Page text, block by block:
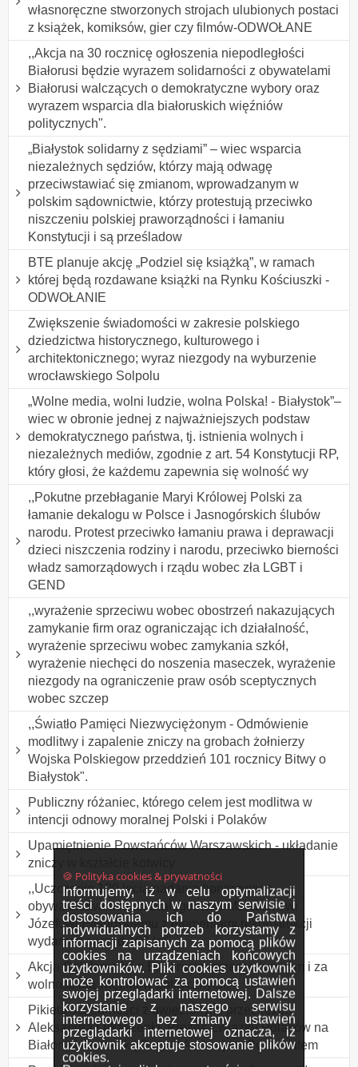
🍪 Polityka cookies & prywatności
Informujemy, iż w celu optymalizacji
treści dostępnych w naszym serwisie i
dostosowania ich do Państwa
indywidualnych potrzeb korzystamy z
informacji zapisanych za pomocą plików
cookies na urządzeniach końcowych
użytkowników. Pliki cookies użytkownik
może kontrolować za pomocą ustawień
swojej przeglądarki internetowej. Dalsze
korzystanie z naszego serwisu
internetowego bez zmiany ustawień
przeglądarki internetowej oznacza, iż
użytkownik akceptuje stosowanie plików
cookies.
własnoręczne stworzonych strojach ulubionych postaci
z książek, komiksów, gier czy filmów-ODWOŁANE
,,Akcja na 30 rocznicę ogłoszenia niepodległości
Białorusi będzie wyrazem solidarności z obywatelami
Białorusi walczących o demokratyczne wybory oraz
wyrazem wsparcia dla białoruskich więźniów
politycznych".
„Białystok solidarny z sędziami” – wiec wsparcia
niezależnych sędziów, którzy mają odwagę
przeciwstawiać się zmianom, wprowadzanym w
polskim sądownictwie, którzy protestują przeciwko
niszczeniu polskiej praworządności i łamaniu
Konstytucji i są prześladow
BTE planuje akcję „Podziel się książką”, w ramach
której będą rozdawane książki na Rynku Kościuszki -
ODWOŁANIE
Zwiększenie świadomości w zakresie polskiego
dziedzictwa historycznego, kulturowego i
architektonicznego; wyraz niezgody na wyburzenie
wrocławskiego Solpolu
„Wolne media, wolni ludzie, wolna Polska! - Białystok”–
wiec w obronie jednej z najważniejszych podstaw
demokratycznego państwa, tj. istnienia wolnych i
niezależnych mediów, zgodnie z art. 54 Konstytucji RP,
który głosi, że każdemu zapewnia się wolność wy
,,Pokutne przebłaganie Maryi Królowej Polski za
łamanie dekalogu w Polsce i Jasnogórskich ślubów
narodu. Protest przeciwko łamaniu prawa i deprawacji
dzieci niszczenia rodziny i narodu, przeciwko bierności
władz samorządowych i rządu wobec zła LGBT i
GEND
,,wyrażenie sprzeciwu wobec obostrzeń nakazujących
zamykanie firm oraz ograniczając ich działalność,
wyrażenie sprzeciwu wobec zamykania szkół,
wyrażenie niechęci do noszenia maseczek, wyrażenie
niezgody na ograniczenie praw osób sceptycznych
wobec szczep
,,Światło Pamięci Niezwyciężonym - Odmówienie
modlitwy i zapalenie zniczy na grobach żołnierzy
Wojska Polskiegow przeddzień 101 rocznicy Bitwy o
Białystok".
Publiczny różaniec, którego celem jest modlitwa w
intencji odnowy moralnej Polski i Polaków
Upamiętnienie Powstańców Warszawskich - układanie
zniczy w kształcie kotwicy
,,Uczczenie 100 lecia nadania honorowego
obywatelstwa miasta Białegostoku Marszałkowi
Józefowi Piłsudskiemu z elementami rekonstrukcji
wydarzeń sprzed 100 lat"
Akcja Solidarności z Białorusią, przeciw torturom i za
wolność dla więźniów politycznych.
Pikieta solidarności z uwięzionymi przez reżim
Aleksandra Łukaszenki, Prezes Związku Polaków na
Białorusi Andżeliką Borys i Andrzejem Poczobutem